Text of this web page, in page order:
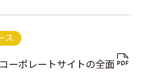
ス
ーポレートサイトの全面